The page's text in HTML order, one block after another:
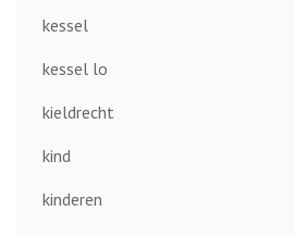
kessel
kessel lo
kieldrecht
kind
kinderen